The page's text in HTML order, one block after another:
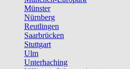
Münster
Nürnberg
Reutlingen
Saarbrücken
Stuttgart
Ulm
Unterhaching